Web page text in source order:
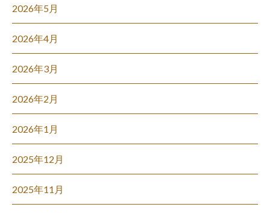
2026年5月
2026年4月
2026年3月
2026年2月
2026年1月
2025年12月
2025年11月